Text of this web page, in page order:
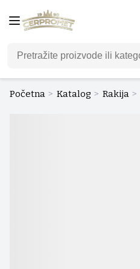
Početna > Katalog > Rakija >